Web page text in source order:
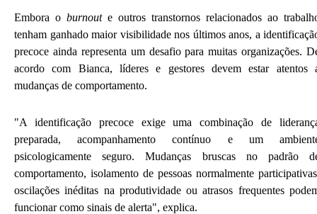
Embora o burnout e outros transtornos relacionados ao
tenham ganhado maior visibilidade nos últimos anos, a
precoce ainda representa um desafio para muitas organizações.
acordo com Bianca, líderes e gestores devem estar atentos
mudanças de comportamento.
"A identificação precoce exige uma combinação de
preparada, acompanhamento contínuo e um
psicologicamente seguro. Mudanças bruscas no padrão
comportamento, isolamento de pessoas normalmente
oscilações inéditas na produtividade ou atrasos frequentes
funcionar como sinais de alerta", explica.